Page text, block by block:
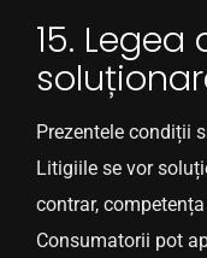
15.
Prezentele condiții
Litigiile se vor
contrar,
Consumatorii pot